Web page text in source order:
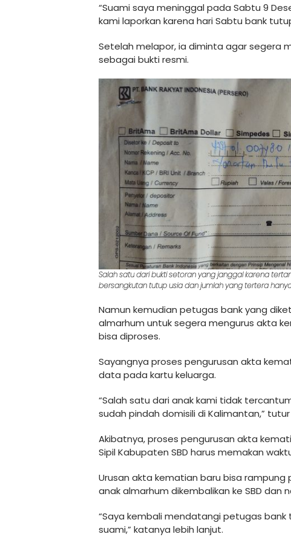
“Suami saya meninggal pada Sabtu 9
kami laporkan karena hari Sabtu bank
Setelah melapor, ia diminta agar segera
sebagai bukti resmi.
Salah satu dari bukti setoran yang janggal karena
bersangkutan tutup usia dan jumlah yang tertera hanya
Namun kemudian petugas bank yang
almarhum untuk segera mengurus akta
bisa diproses.
Sayangnya proses pengurusan akta
data pada kartu keluarga.
“Salah satu dari anak kami tidak
sudah pindah domisili di Kalimantan,”
Akibatnya, proses pengurusan akta
Sipil Kabupaten SBD harus memakan
Urusan akta kematian baru bisa
anak almarhum dikembalikan ke SBD
“Saya kembali mendatangi petugas
suami,” katanya lebih lanjut.